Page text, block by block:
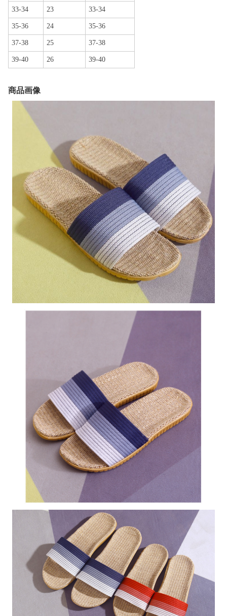
33-34 23 33-34
35-36 24 35-36
37-38 25 37-38
39-40 26 39-40
商品画像